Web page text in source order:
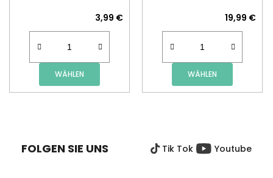
3,99 €
WÄHLEN
19,99 €
WÄHLEN
FOLGEN SIE UNS Tik Tok Youtube